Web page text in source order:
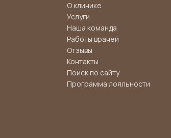
О клинике
Услуги
Наша команда
Работы врачей
Отзывы
Контакты
Поиск по сайту
Программа лояльности